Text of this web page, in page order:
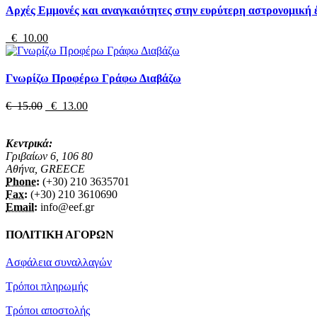
Αρχές Εμμονές και αναγκαιότητες στην ευρύτερη αστρονομική
€ 10.00
Γνωρίζω Προφέρω Γράφω Διαβάζω
€ 15.00 € 13.00
Κεντρικά:
Γριβαίων 6, 106 80
Αθήνα, GREECE
Phone: (+30) 210 3635701
Fax: (+30) 210 3610690
Email: info@eef.gr
ΠΟΛΙΤΙΚΗ ΑΓΟΡΩΝ
Ασφάλεια συναλλαγών
Τρόποι πληρωμής
Τρόποι αποστολής